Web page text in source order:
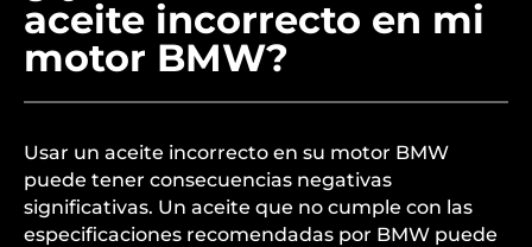
aceite incorrecto en mi
motor BMW?
Usar un aceite incorrecto en su motor BMW
puede tener consecuencias negativas
significativas. Un aceite que no cumple con las
especificaciones recomendadas por BMW puede